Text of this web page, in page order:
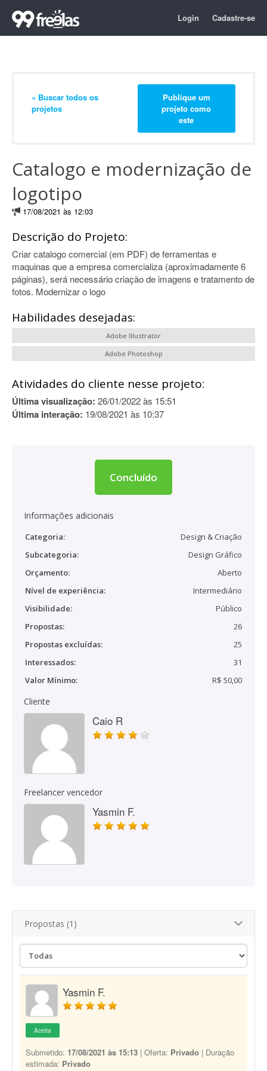
Login Cadastre-se
« Buscar todos os
projetos
Publique um
projeto como
este
Catalogo e modernização de
logotipo
17/08/2021 às 12:03
Descrição do Projeto:
Criar catalogo comercial (em PDF) de ferramentas e
maquinas que a empresa comercializa (aproximadamente 6
páginas), será necessário criação de imagens e tratamento de
fotos. Modernizar o logo
Habilidades desejadas:
Adobe Illustrator
Adobe Photoshop
Atividades do cliente nesse projeto:
Última visualização: 26/01/2022 às 15:51
Última interação: 19/08/2021 às 10:37
Concluído
Informações adicionais
Categoria:
Design & Criação
Subcategoria:
Design Gráfico
Orçamento:
Aberto
Nível de experiência:
Intermediário
Visibilidade:
Público
Propostas:
26
Propostas excluídas:
25
Interessados:
31
Valor Mínimo:
R$ 50,00
Cliente
Caio R
Freelancer vencedor
Yasmin F.
Propostas (1)
Yasmin F.
Aceita
Submetido: 17/08/2021 às 15:13 | Oferta: Privado | Duração
estimada: Privado